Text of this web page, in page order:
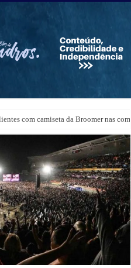
com camiseta da Broomer nas